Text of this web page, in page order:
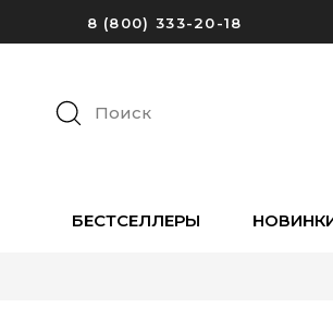
8 (800) 333-20-18
Поиск
БЕСТСЕЛЛЕРЫ